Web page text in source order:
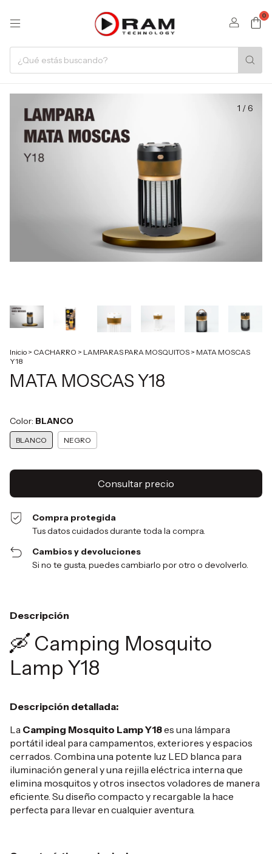
0
1 /6
Inicio > CACHARRO > LAMPARAS PARA MOSQUITOS > MATA MOSCAS
Y18
MATA MOSCAS Y18
Color: BLANCO
BLANCO NEGRO
Compra protegida
Tus datos cuidados durante toda la compra.
Cambios y devoluciones
Si no te gusta, puedes cambiarlo por otro o devolverlo.
Descripción
🛶 Camping Mosquito
Lamp Y18
Descripción detallada:
La Camping Mosquito Lamp Y18es una lámpara
portátil ideal para campamentos, exteriores y espacios
cerrados. Combina una potente luz LED blanca para
iluminación general y una rejilla eléctrica interna que
elimina mosquitos y otros insectos voladores de manera
eficiente. Su diseño compacto y recargable la hace
perfecta para llevar en cualquier aventura.